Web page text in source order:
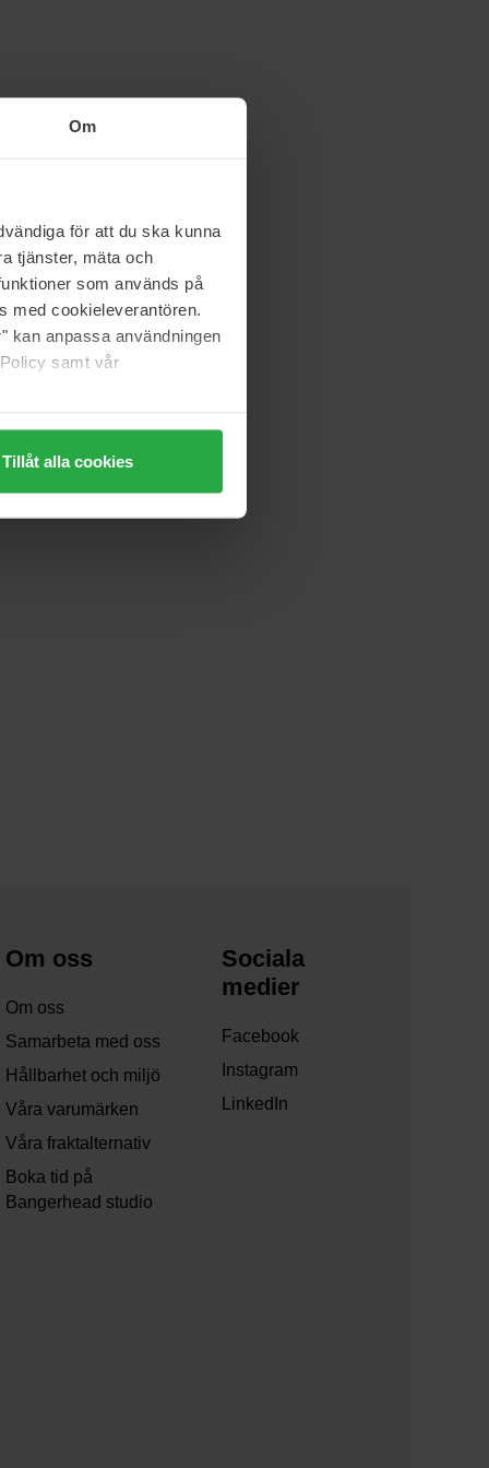
Om
för att du ska kunna
tjänster, mäta och
som används på
med cookieleverantören.
kan anpassa användningen
samt vår
Tillåt alla cookies
Om oss
Om oss
Samarbeta med oss
Hållbarhet och miljö
Våra varumärken
Våra fraktalternativ
Boka tid på
Bangerhead studio
Sociala
medier
Facebook
Instagram
LinkedIn